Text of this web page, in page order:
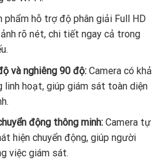
phẩm hỗ trợ độ phân giải Full HD
rõ nét, chi tiết ngay cả trong
và nghiêng 90 độ:Camera có khả
linh hoạt, giúp giám sát toàn diện
động thông minh:Camera tự
hiện chuyển động, giúp người
việc giám sát.